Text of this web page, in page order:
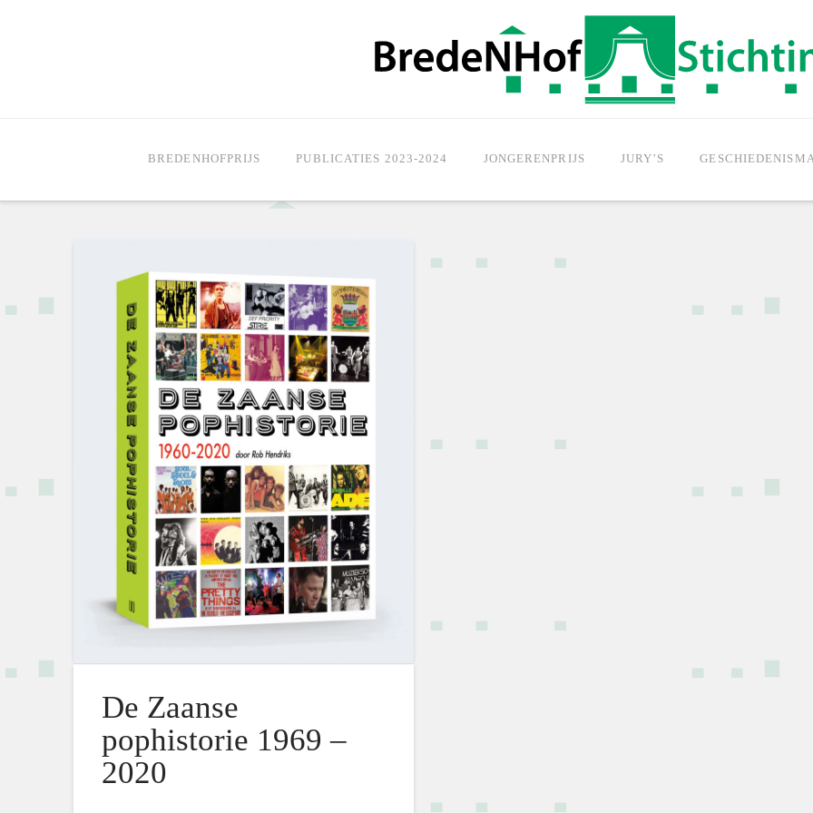
BREDENHOFPRIJS PUBLICATIES 2023-2024 JONGERENPRIJS JURY’S
De Zaanse
pophistorie 1969 –
2020